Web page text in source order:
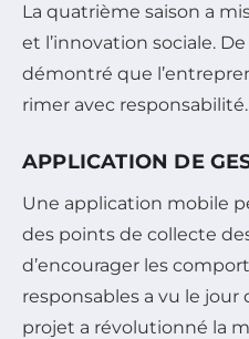
La quatrième saison a
et l’innovation sociale.
démontré que
rimer avec responsabilité.
APPLICATION DE
Une application mobile
des points de collecte
d’encourager les
responsables a vu le jour
projet a révolutionné la